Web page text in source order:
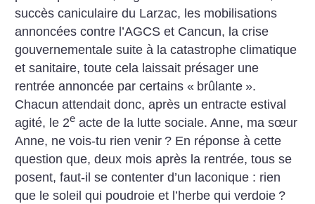
succès caniculaire du Larzac, les mobilisations
annoncées contre l’AGCS et Cancun, la crise
gouvernementale suite à la catastrophe climatique
et sanitaire, toute cela laissait présager une
rentrée annoncée par certains « brûlante ».
Chacun attendait donc, après un entracte estival
agité, le 2e acte de la lutte sociale. Anne, ma sœur
Anne, ne vois-tu rien venir ? En réponse à cette
question que, deux mois après la rentrée, tous se
posent, faut-il se contenter d’un laconique : rien
que le soleil qui poudroie et l’herbe qui verdoie ?